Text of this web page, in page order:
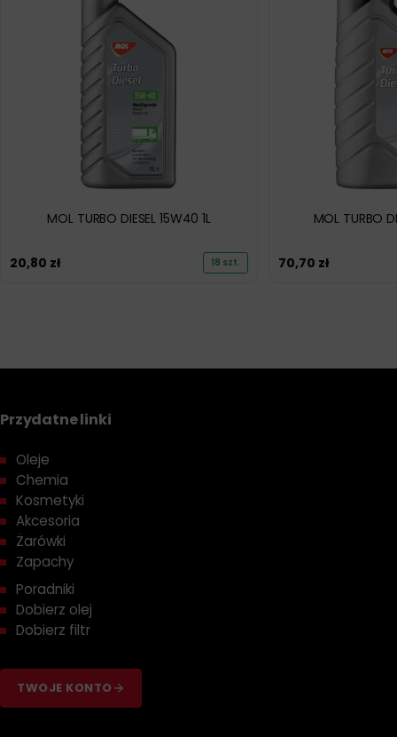
MOL TURBO DIESEL 15W40 1L
20,80 zł 18 szt.
MOL TURBO
70,70 zł
Przydatne linki
Oleje
Chemia
Kosmetyki
Akcesoria
Żarówki
Zapachy
Poradniki
Dobierz olej
Dobierz filtr
TWOJE KONTO